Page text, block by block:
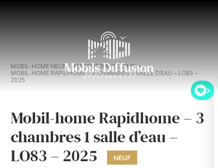
MOBIL-HOME NEUF
MARQUE RAPIDHOME
MOBIL-HOME RAPIDHOME – 3 CHAMBRES 1 SALLE D’EAU – LO83 –
2025
Mobil-home Rapidhome – 3
chambres 1 salle d’eau –
LO83 – 2025
NEUF